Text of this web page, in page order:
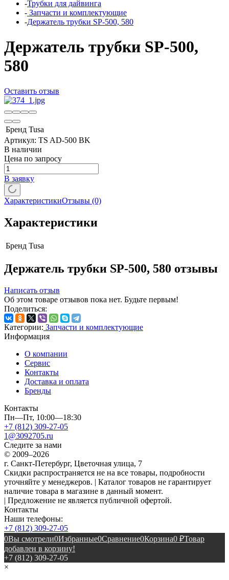
-Трубки для дайвинга
- Запчасти и комплектующие
-Держатель трубки SP-500, 580
Держатель трубки SP-500,
580
Оставить отзыв
Бренд Tusa
Артикул: TS AD-500 BK
В наличии
Цена по запросу
В заявку
ХарактеристикиОтзывы (0)
Характеристики
Бренд Tusa
Держатель трубки SP-500, 580 отзывы
Написать отзыв
Об этом товаре отзывов пока нет. Будьте первым!
Поделиться:
Категории: Запчасти и комплектующие
Информация
О компании
Сервис
Контакты
Доставка и оплата
Бренды
Контакты
Пн—Пт, 10:00—18:30
+7 (812) 309-27-05
1@3092705.ru
Следите за нами
© 2009–2026
г. Санкт-Петербург, Цветочная улица, 7
Скидки распространяется не на все товары, подробности
уточняйте у менеджеров. | Каталог товаров не гарантирует
наличие товара в магазине в данный момент.
| Предложение не является публичной офертой.
Контакты
Наши телефоны:
+7 (812) 309-27-05
0Вы смотрели0Избранные0Сравнение0Корзина0 ₽Товар
добавлен в корзину!
+7 (812) 309-27-05
×